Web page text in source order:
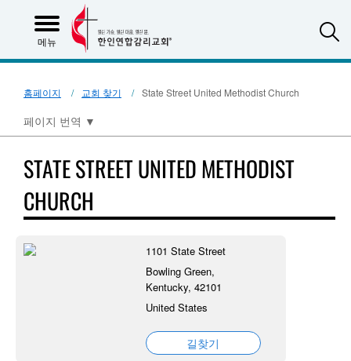
메뉴
홈페이지 교회 찾기 State Street United Methodist Church
페이지 번역 ▼
STATE STREET UNITED METHODIST
CHURCH
1101 State Street
Bowling Green,
Kentucky, 42101
United States
길찾기